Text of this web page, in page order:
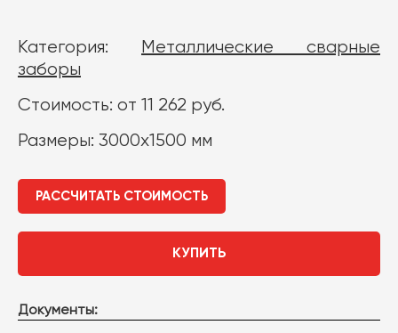
Категория:
Металлические сварные
заборы
Стоимость: от 11 262 руб.
Размеры: 3000x1500 мм
РАССЧИТАТЬ СТОИМОСТЬ
КУПИТЬ
Документы: